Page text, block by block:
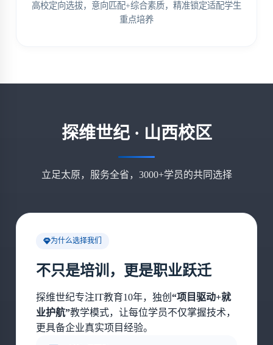
高校定向选拔，意向匹配+综合素质，精准锁定适配学生
重点培养
探维世纪 · 山西校区
立足太原，服务全省，3000+学员的共同选择
为什么选择我们
不只是培训，更是职业跃迁
探维世纪专注IT教育10年，独创“项目驱动+就
业护航”教学模式，让每位学员不仅掌握技术，
更具备企业真实项目经验。